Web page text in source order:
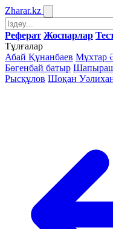
Zharar.kz
Реферат Жоспарлар
Тұлғалар
Абай Құнанбаев Мұхтар
Бөгенбай батыр
Рысқұлов Шоқан